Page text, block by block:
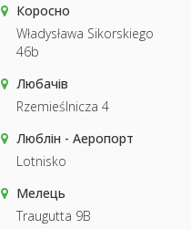
Коросно
Władysława Sikorskiego
46b
Любачів
Rzemieślnicza 4
Люблін - Аеропорт
Lotnisko
Мелець
Traugutta 9B